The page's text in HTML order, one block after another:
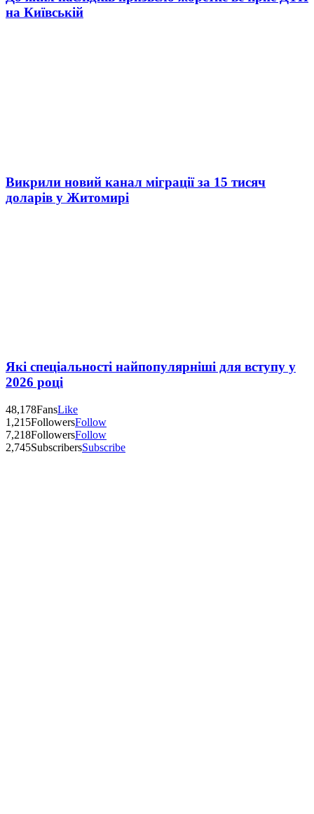
на Київській
Викрили новий канал міграції за 15 тисяч
доларів у Житомирі
Які спеціальності найпопулярніші для вступу у
2026 році
48,178FansLike
1,215FollowersFollow
7,218FollowersFollow
2,745SubscribersSubscribe